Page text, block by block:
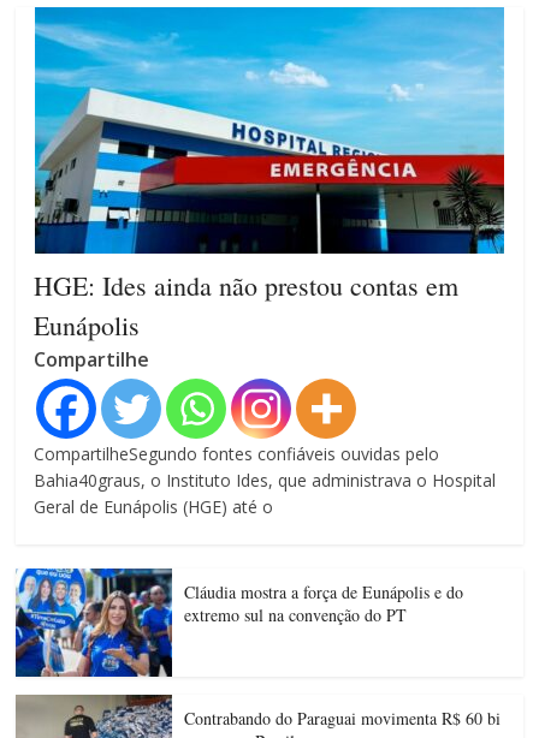
HGE: Ides ainda não prestou contas em
Eunápolis
Compartilhe
CompartilheSegundo fontes confiáveis ouvidas pelo
Bahia40graus, o Instituto Ides, que administrava o Hospital
Geral de Eunápolis (HGE) até o
Cláudia mostra a força de Eunápolis e do
extremo sul na convenção do PT
Contrabando do Paraguai movimenta R$ 60 bi